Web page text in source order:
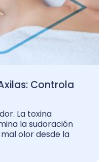
Controla
La toxina
la sudoración
olor desde la